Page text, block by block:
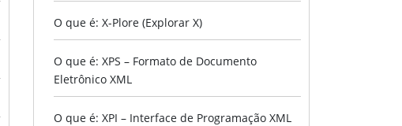
O que é: X-Plore (Explorar X)
O que é: XPS – Formato de Documento
Eletrônico XML
O que é: XPI – Interface de Programação XML